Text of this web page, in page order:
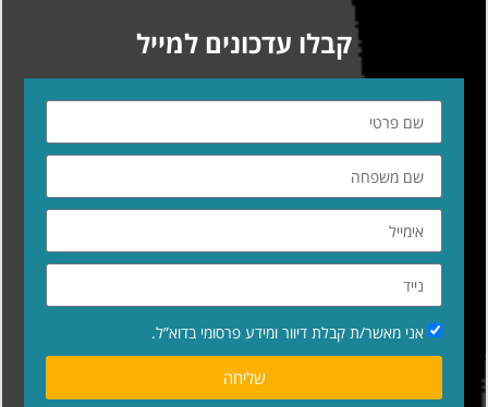
קבלו עדכונים למייל
אני מאשר/ת קבלת דיוור ומידע פרסומי בדוא”ל.
שליחה